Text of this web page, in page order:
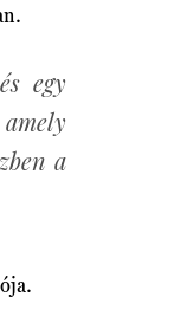
egy
a